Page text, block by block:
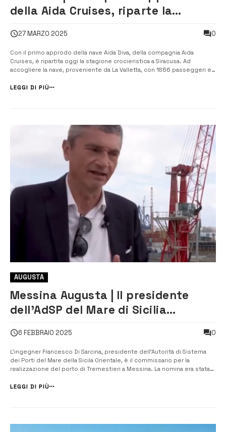
della Aida Cruises, riparte la
27 MARZO 2025 0
Con il primo approdo della nave Aida Diva, della compagnia Aida
Cruises, è ripartita oggi la stagione crocieristica a Siracusa. Ad
accogliere la nave, proveniente da La Valletta, con 1866 passeggeri e
Sistema portuale del Mare di Sicilia orientale Francesco Di Sarcina, che
LEGGI DI PIÙ
AUGUSTA
Messina Augusta | Il presidente
dell’AdSP del Mare di Sicilia
per il porto di Tremestieri
6 FEBBRAIO 2025 0
L’ingegner Francesco Di Sarcina, presidente dell’Autorità di Sistema
dei Porti del Mare della Sicila Orientale, è il commissario per la
realizzazione del porto di Tremestieri a Messina. La nomina era stata
l’esecutività è stato necessario attendere i controlli di rito da parte
LEGGI DI PIÙ